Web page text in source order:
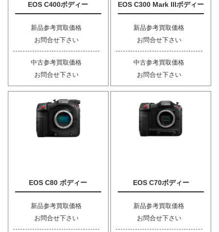
EOS C400ボディー
新品参考買取価格
お問合せ下さい
中古参考買取価格
お問合せ下さい
EOS C300 Mark IIIボディー
新品参考買取価格
お問合せ下さい
中古参考買取価格
お問合せ下さい
EOS C80 ボディー
新品参考買取価格
お問合せ下さい
EOS C70ボディー
新品参考買取価格
お問合せ下さい